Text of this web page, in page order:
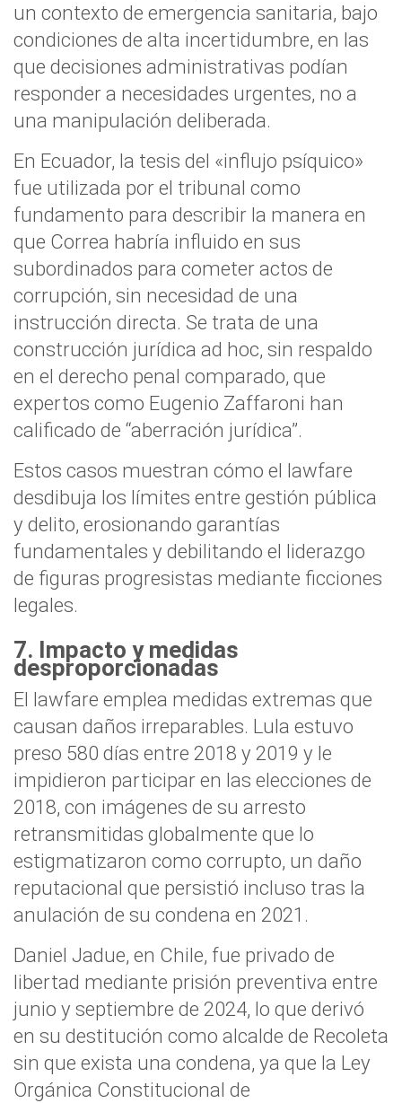
un contexto de emergencia sanitaria, bajo
condiciones de alta incertidumbre, en las
que decisiones administrativas podían
responder a necesidades urgentes, no a
una manipulación deliberada.
En Ecuador, la tesis del «influjo psíquico»
fue utilizada por el tribunal como
fundamento para describir la manera en
que Correa habría influido en sus
subordinados para cometer actos de
corrupción, sin necesidad de una
instrucción directa. Se trata de una
construcción jurídica ad hoc, sin respaldo
en el derecho penal comparado, que
expertos como Eugenio Zaffaroni han
calificado de “aberración jurídica”.
Estos casos muestran cómo el lawfare
desdibuja los límites entre gestión pública
y delito, erosionando garantías
fundamentales y debilitando el liderazgo
de figuras progresistas mediante ficciones
legales.
7. Impacto y medidas
desproporcionadas
El lawfare emplea medidas extremas que
causan daños irreparables. Lula estuvo
preso 580 días entre 2018 y 2019 y le
impidieron participar en las elecciones de
2018, con imágenes de su arresto
retransmitidas globalmente que lo
estigmatizaron como corrupto, un daño
reputacional que persistió incluso tras la
anulación de su condena en 2021.
Daniel Jadue, en Chile, fue privado de
libertad mediante prisión preventiva entre
junio y septiembre de 2024, lo que derivó
en su destitución como alcalde de Recoleta
sin que exista una condena, ya que la Ley
Orgánica Constitucional de